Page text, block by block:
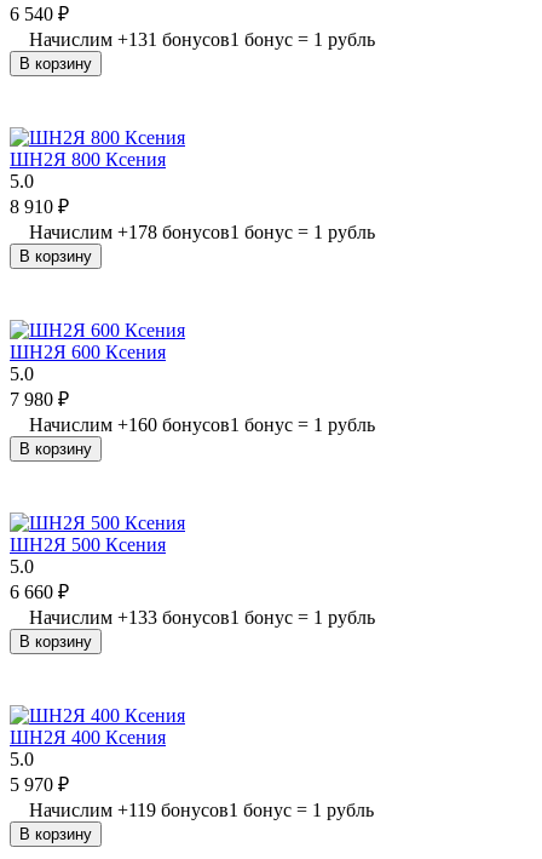
6 540 ₽
Начислим +131 бонусов1 бонус = 1 рубль
В корзину
ШН2Я 800 Ксения
5.0
8 910 ₽
Начислим +178 бонусов1 бонус = 1 рубль
В корзину
ШН2Я 600 Ксения
5.0
7 980 ₽
Начислим +160 бонусов1 бонус = 1 рубль
В корзину
ШН2Я 500 Ксения
5.0
6 660 ₽
Начислим +133 бонусов1 бонус = 1 рубль
В корзину
ШН2Я 400 Ксения
5.0
5 970 ₽
Начислим +119 бонусов1 бонус = 1 рубль
В корзину